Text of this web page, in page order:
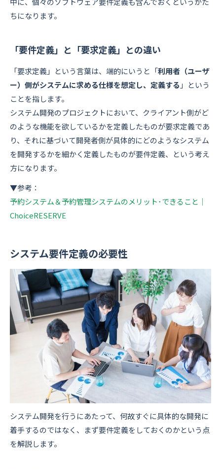
ちになります。
「要件定義」と「要求定義」との違い
「要求定義」という言葉は、端的にいうと「利用者（ユーザ
ー）側がシステムに求める仕様を想定し、定義する 」という
ことを指します。
システム開発のプロジェクトにおいて、クライアント側がど
のような機能を欲しているかを定義したものが要求定義であ
り、それに基づいて開発者側が具体的にどのようなシステム
を開発するかを細かく定義したものが要件定義、という考え
方になります。
▼参考：
予約システム＆予約管理システムのメリット･できること｜
ChoiceRESERVE
システム要件定義の必要性
システム開発を行うにあたって、何故すぐに具体的な開発に
着手するのではなく、まず要件定義をしておくのかという点
を解説します。